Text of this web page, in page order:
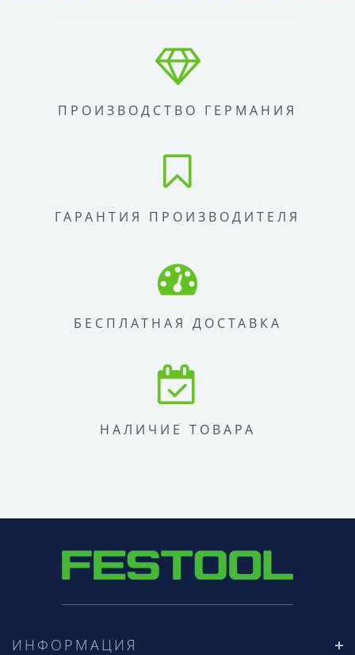
ПРОИЗВОДСТВО ГЕРМАНИЯ
ГАРАНТИЯ ПРОИЗВОДИТЕЛЯ
БЕСПЛАТНАЯ ДОСТАВКА
НАЛИЧИЕ ТОВАРА
ИНФОРМАЦИЯ